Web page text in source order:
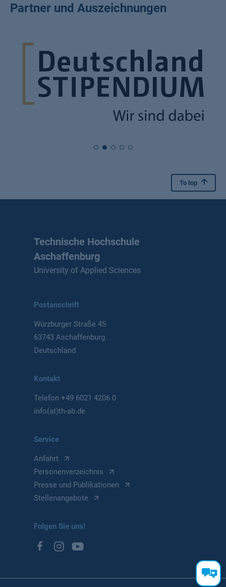
Partner und Auszeichnungen
To top
Technische Hochschule
Aschaffenburg
University of Applied Sciences
Postanschrift
Würzburger Straße 45
63743 Aschaffenburg
Deutschland
Kontakt
Telefon+49 6021 4206 0
info(at)th-ab.de
Service
Anfahrt
Personenverzeichnis
Presse und Publikationen
Stellenangebote
Folgen Sie uns!